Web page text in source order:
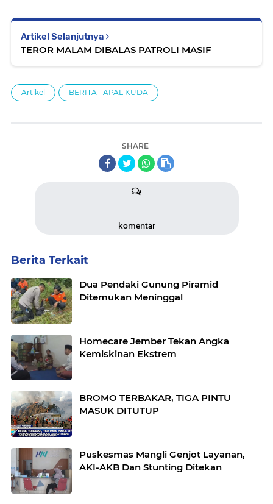
Artikel Selanjutnya
TEROR MALAM DIBALAS PATROLI MASIF
Artikel BERITA TAPAL KUDA
SHARE
komentar
Berita Terkait
Dua Pendaki Gunung Piramid
Ditemukan Meninggal
Homecare Jember Tekan Angka
Kemiskinan Ekstrem
BROMO TERBAKAR, TIGA PINTU
MASUK DITUTUP
Puskesmas Mangli Genjot Layanan,
AKI-AKB Dan Stunting Ditekan